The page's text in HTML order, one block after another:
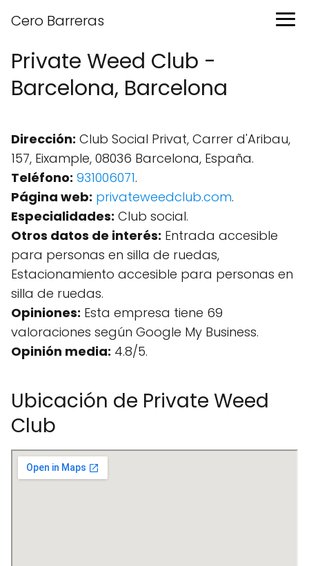
Cero Barreras
Private Weed Club -
Barcelona, Barcelona
Dirección: Club Social Privat, Carrer d'Aribau,
157, Eixample, 08036 Barcelona, España.
Teléfono: 931006071.
Página web: privateweedclub.com.
Especialidades: Club social.
Otros datos de interés: Entrada accesible
para personas en silla de ruedas,
Estacionamiento accesible para personas en
silla de ruedas.
Opiniones: Esta empresa tiene 69
valoraciones según Google My Business.
Opinión media: 4.8/5.
Ubicación de Private Weed
Club